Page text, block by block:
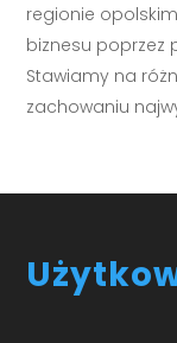
regionie
biznesu poprzez
Stawiamy na
zachowaniu